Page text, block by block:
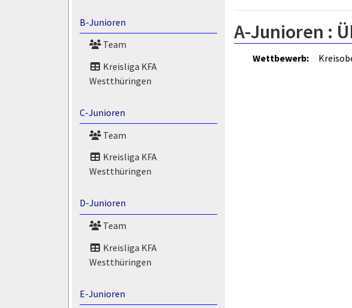
B-Junioren
Team
Kreisliga KFA
Westthüringen
C-Junioren
Team
Kreisliga KFA
Westthüringen
D-Junioren
Team
Kreisliga KFA
Westthüringen
E-Junioren
A-Junioren :
Wettbewerb: